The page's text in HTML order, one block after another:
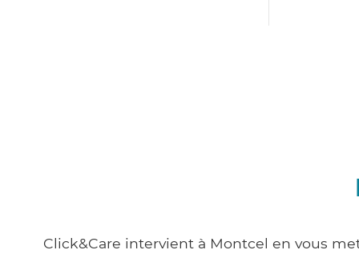
Click&Care intervient à Montcel en vous